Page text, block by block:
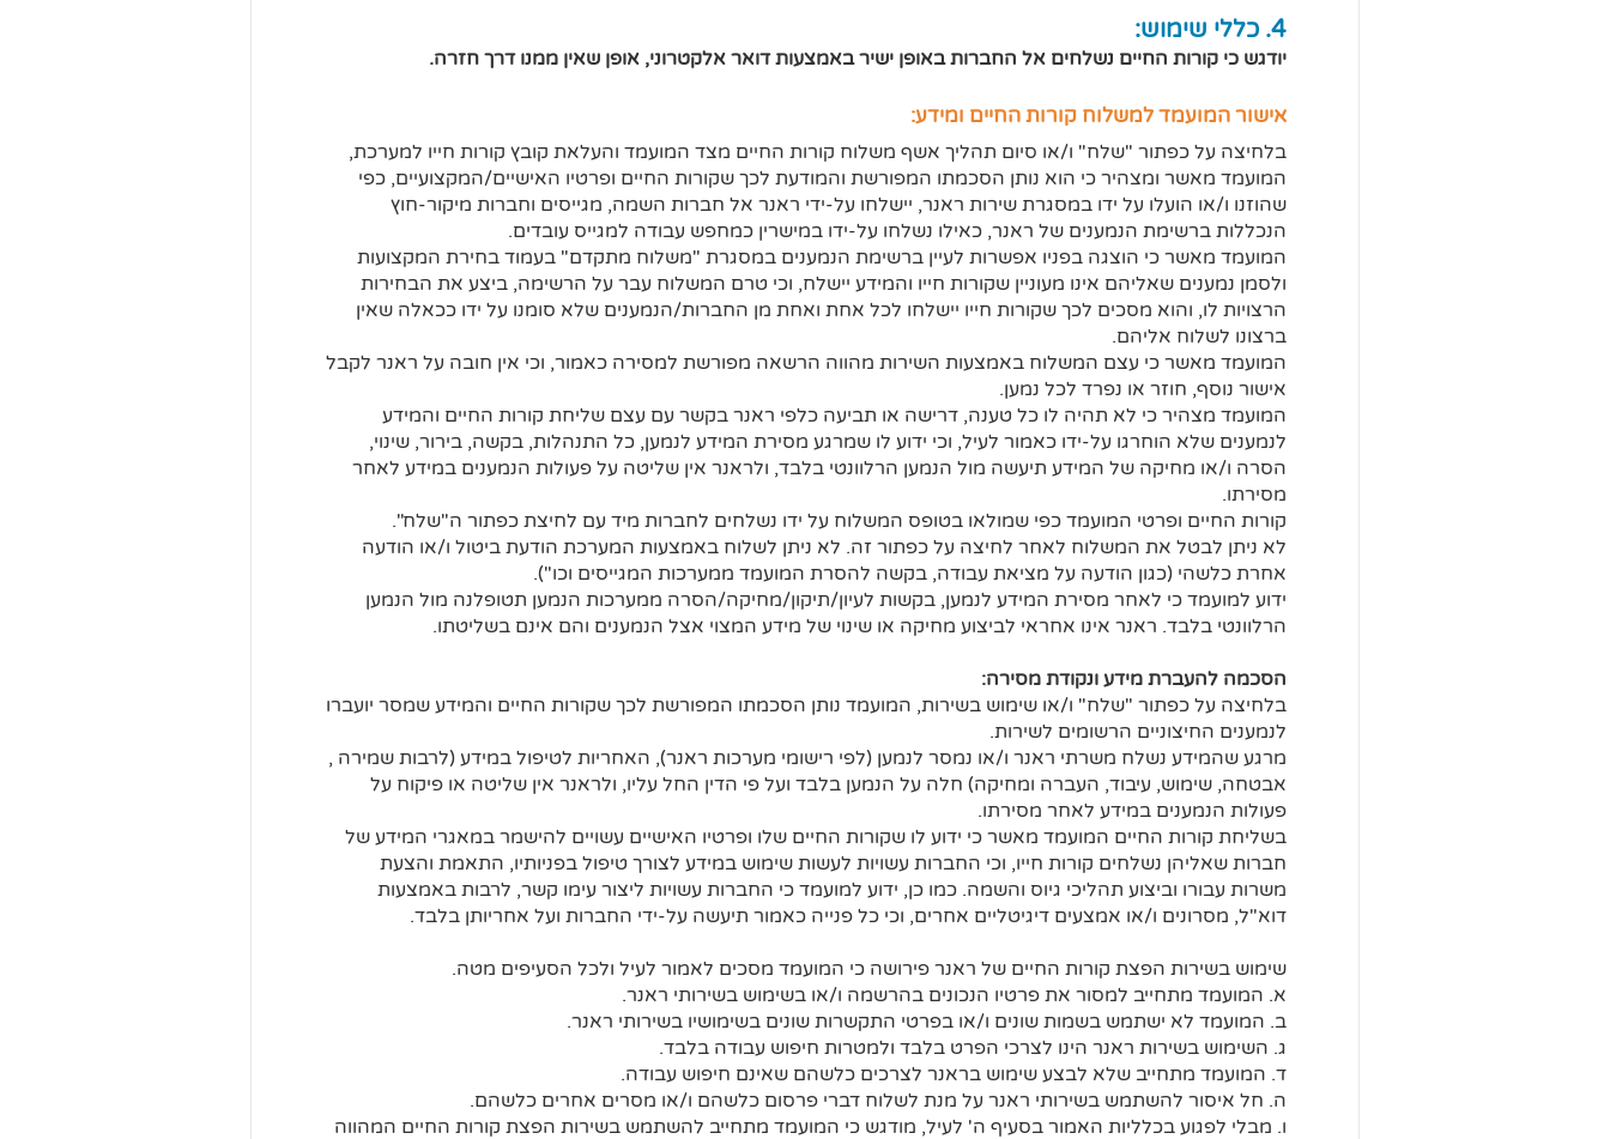
4. כללי שימוש:
יודגש כי קורות החיים נשלחים אל החברות באופן ישיר באמצעות דואר אלקטרוני, אופן שאין ממנו דרך חזרה.
אישור המועמד למשלוח קורות החיים ומידע:
בלחיצה על כפתור "שלח" ו/או סיום תהליך אשף משלוח קורות החיים מצד המועמד והעלאת קובץ קורות חייו למערכת,
המועמד מאשר ומצהיר כי הוא נותן הסכמתו המפורשת והמודעת לכך שקורות החיים ופרטיו האישיים/המקצועיים, כפי
שהוזנו ו/או הועלו על ידו במסגרת שירות ראנר, יישלחו על-ידי ראנר אל חברות השמה, מגייסים וחברות מיקור-חוץ
הנכללות ברשימת הנמענים של ראנר, כאילו נשלחו על-ידו במישרין כמחפש עבודה למגייס עובדים.
המועמד מאשר כי הוצגה בפניו אפשרות לעיין ברשימת הנמענים במסגרת "משלוח מתקדם" בעמוד בחירת המקצועות
ולסמן נמענים שאליהם אינו מעוניין שקורות חייו והמידע יישלח, וכי טרם המשלוח עבר על הרשימה, ביצע את הבחירות
הרצויות לו, והוא מסכים לכך שקורות חייו יישלחו לכל אחת ואחת מן החברות/הנמענים שלא סומנו על ידו ככאלה שאין
ברצונו לשלוח אליהם.
המועמד מאשר כי עצם המשלוח באמצעות השירות מהווה הרשאה מפורשת למסירה כאמור, וכי אין חובה על ראנר לקבל
אישור נוסף, חוזר או נפרד לכל נמען.
המועמד מצהיר כי לא תהיה לו כל טענה, דרישה או תביעה כלפי ראנר בקשר עם עצם שליחת קורות החיים והמידע
לנמענים שלא הוחרגו על-ידו כאמור לעיל, וכי ידוע לו שמרגע מסירת המידע לנמען, כל התנהלות, בקשה, בירור, שינוי,
הסרה ו/או מחיקה של המידע תיעשה מול הנמען הרלוונטי בלבד, ולראנר אין שליטה על פעולות הנמענים במידע לאחר
מסירתו.
קורות החיים ופרטי המועמד כפי שמולאו בטופס המשלוח על ידו נשלחים לחברות מיד עם לחיצת כפתור ה"שלח".
לא ניתן לבטל את המשלוח לאחר לחיצה על כפתור זה. לא ניתן לשלוח באמצעות המערכת הודעת ביטול ו/או הודעה
אחרת כלשהי (כגון הודעה על מציאת עבודה, בקשה להסרת המועמד ממערכות המגייסים וכו").
ידוע למועמד כי לאחר מסירת המידע לנמען, בקשות לעיון/תיקון/מחיקה/הסרה ממערכות הנמען תטופלנה מול הנמען
הרלוונטי בלבד. ראנר אינו אחראי לביצוע מחיקה או שינוי של מידע המצוי אצל הנמענים והם אינם בשליטתו.
הסכמה להעברת מידע ונקודת מסירה:
בלחיצה על כפתור "שלח" ו/או שימוש בשירות, המועמד נותן הסכמתו המפורשת לכך שקורות החיים והמידע שמסר יועברו
לנמענים החיצוניים הרשומים לשירות.
מרגע שהמידע נשלח משרתי ראנר ו/או נמסר לנמען (לפי רישומי מערכות ראנר), האחריות לטיפול במידע (לרבות שמירה ,
אבטחה, שימוש, עיבוד, העברה ומחיקה) חלה על הנמען בלבד ועל פי הדין החל עליו, ולראנר אין שליטה או פיקוח על
פעולות הנמענים במידע לאחר מסירתו.
בשליחת קורות החיים המועמד מאשר כי ידוע לו שקורות החיים שלו ופרטיו האישיים עשויים להישמר במאגרי המידע של
חברות שאליהן נשלחים קורות חייו, וכי החברות עשויות לעשות שימוש במידע לצורך טיפול בפניותיו, התאמת והצעת
משרות עבורו וביצוע תהליכי גיוס והשמה. כמו כן, ידוע למועמד כי החברות עשויות ליצור עימו קשר, לרבות באמצעות
דוא"ל, מסרונים ו/או אמצעים דיגיטליים אחרים, וכי כל פנייה כאמור תיעשה על-ידי החברות ועל אחריותן בלבד.
שימוש בשירות הפצת קורות החיים של ראנר פירושה כי המועמד מסכים לאמור לעיל ולכל הסעיפים מטה.
א. המועמד מתחייב למסור את פרטיו הנכונים בהרשמה ו/או בשימוש בשירותי ראנר.
ב. המועמד לא ישתמש בשמות שונים ו/או בפרטי התקשרות שונים בשימושיו בשירותי ראנר.
ג. השימוש בשירות ראנר הינו לצרכי הפרט בלבד ולמטרות חיפוש עבודה בלבד.
ד. המועמד מתחייב שלא לבצע שימוש בראנר לצרכים כלשהם שאינם חיפוש עבודה.
ה. חל איסור להשתמש בשירותי ראנר על מנת לשלוח דברי פרסום כלשהם ו/או מסרים אחרים כלשהם.
ו. מבלי לפגוע בכלליות האמור בסעיף ה' לעיל, מודגש כי המועמד מתחייב להשתמש בשירות הפצת קורות החיים המהווה